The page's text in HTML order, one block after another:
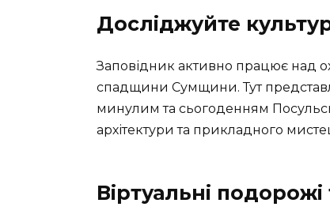
Досліджуйте
Заповідник активно працює над
спадщини Сумщини. Тут
минулим та сьогоденням
архітектури та прикладного
Віртуальні